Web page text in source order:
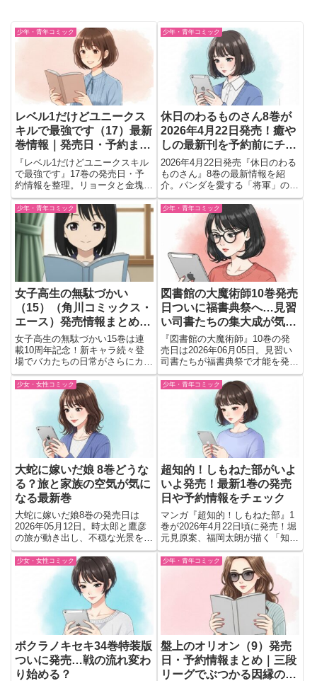
少年・青年コミック
レベル1だけどユニークス
キルで最強です（17）最新
巻情報｜発売日・予約まと
め
『レベル1だけどユニークスキル
で最強です』17巻の発売日・予
約情報を整理。リョータと金塊を
生む少女アウルムの出会い、再会
エピソードの期待点も紹介。
少年・青年コミック
休日のわるものさん8巻が
2026年4月22日発売！癒や
しの最新刊を予約前にチェ
ック
2026年4月22日発売『休日のわる
ものさん』8巻の最新情報を紹
介。パンダを愛する「将軍」の癒
やしの休日を描く人気コメディの
予約情報や見どころ、おすすめ度
をまとめました。日々の疲れをリ
セットしたい読者必見の内容で
少年・青年コミック
女子高生の無駄づかい
（15）（角川コミックス・
エース）発売情報まとめ｜
連載10周年でカオスが極ま
る！
女子高生の無駄づかい15巻は連
載10周年記念！新キャラ続々登
場でバカたちの日常がさらにカオ
スに進化。
少年・青年コミック
図書館の大魔術師10巻発売
日ついに福書典祭へ…見習
い司書たちの集大成が気に
なる
『図書館の大魔術師』10巻の発
売日は2026年06月05日。見習い
司書たちが福書典祭で才能を発揮
する注目巻。予約前に知りたい見
どころや読む価値をわかりやすく
少女・女性コミック
大蛇に嫁いだ娘 8巻どうな
る？旅と家族の空気が気に
なる最新巻
大蛇に嫁いだ娘8巻の発売日は
2026年05月12日。時太郎と鷹彦
の旅が動き出し、不穏な光景を目
撃した後の関係変化も気になる展
開に。予約前に見どころをチェッ
少年・青年コミック
超知的！しもねた部がいよ
いよ発売！最新1巻の発売
日や予約情報をチェック
マンガ『超知的！しもねた部』1
巻が2026年4月22日頃に発売！堀
元見原案、福岡太朗が描く「知的
下ネタ」の魅力とは？女子高生た
ちが繰り広げるシュールで知的な
部活動のあらすじや予約情報をチ
ェックして、新感覚の教養マンガ
を楽しみましょう。
少女・女性コミック
ボクラノキセキ34巻特装版
ついに発売…戦の流れ変わ
り始める？
少年・青年コミック
盤上のオリオン（9）発売
日・予約情報まとめ｜三段
リーグでぶつかる因縁の対